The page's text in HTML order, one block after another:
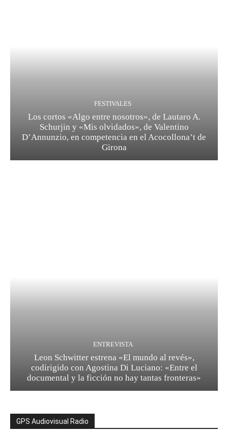
FESTIVALES
Los cortos «Algo entre nosotros», de Lautaro A.
Schurjin y «Mis olvidados», de Valentino
D’Annunzio, en competencia en el Acocollona’t de
Girona
ENTREVISTA
Leon Schwitter estrena «El mundo al revés»,
codirigido con Agostina Di Luciano: «Entre el
documental y la ficción no hay tantas fronteras»
GPS Audiovisual Radio